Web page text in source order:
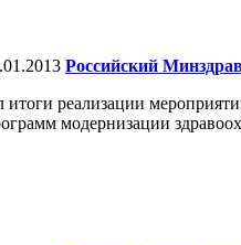
Российский
реализации
модернизации